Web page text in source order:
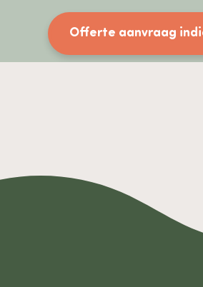
Offerte aanvraag